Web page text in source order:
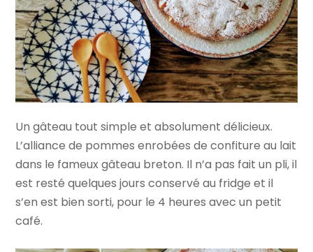
Un gâteau tout simple et absolument délicieux.
L’alliance de pommes enrobées de confiture au lait
dans le fameux gâteau breton. Il n’a pas fait un pli, il
est resté quelques jours conservé au fridge et il
s’en est bien sorti, pour le 4 heures avec un petit
café.